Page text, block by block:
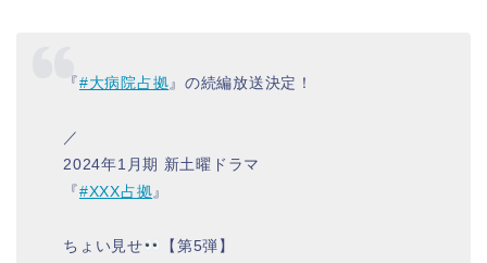
『#大病院占拠』の続編放送決定！
／
2024年1月期 新土曜ドラマ
『#XXX占拠』
ちょい見せ
【第5弾】